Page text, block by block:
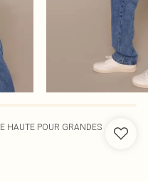
HAUTE POUR GRANDES